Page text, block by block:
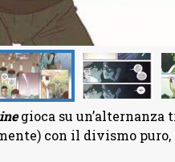
gioca su un’alternanza
con il divismo